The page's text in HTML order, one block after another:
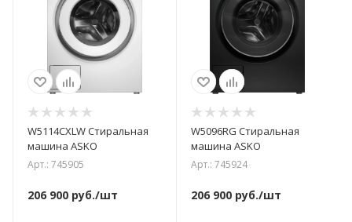
W5114CXLW Стиральная
машина ASKO
Арт.: 745905
206 900 руб./шт
W5096RG Стиральная
машина ASKO
Арт.: 745924
206 900руб./шт